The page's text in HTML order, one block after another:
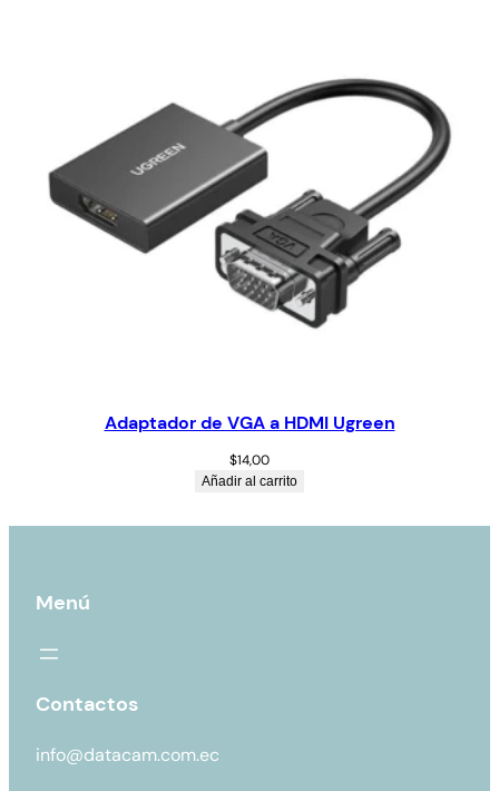
Adaptador de VGA a HDMI Ugreen
$14,00
Añadir al carrito
Menú
Contactos
info@datacam.com.ec